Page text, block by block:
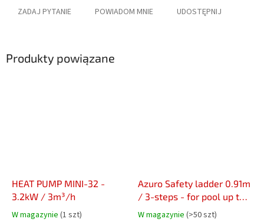
ZADAJ PYTANIE POWIADOM MNIE UDOSTĘPNIJ
Produkty powiązane
HEAT PUMP MINI-32 -
3.2kW / 3m³/h
W magazynie (1 szt)
Azuro Safety ladder 0.91m
/ 3-steps - for pool up to
0.95m height
W magazynie (>50 szt)